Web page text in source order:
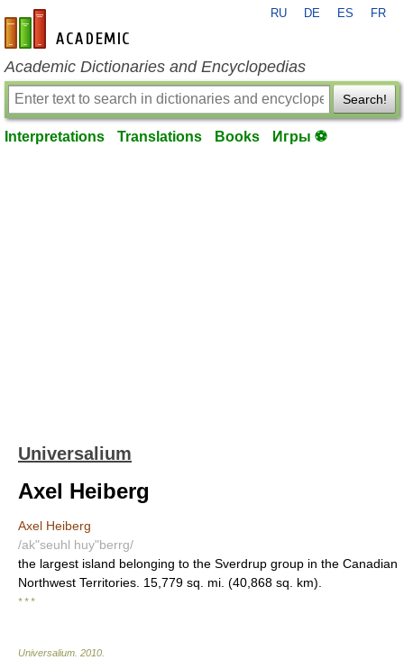
en-academic.com
RU DE ES FR
Academic Dictionaries and Encyclopedias
Search!
Interpretations Translations Books Игры ⚽
Universalium
Axel Heiberg
Axel Heiberg
/ak"seuhl huy"berrg/
the largest island belonging to the Sverdrup group in the Canadian
Northwest Territories. 15,779 sq. mi. (40,868 sq. km).
* * *
Universalium 2010